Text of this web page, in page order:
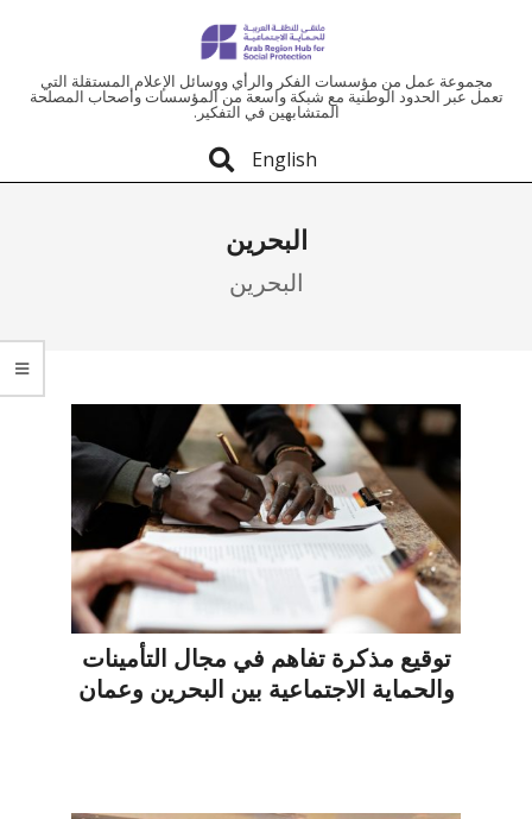
ملتقى
مجموعة عمل من مؤسسات الفكر والرأي ووسائل الإعلام المستقلة التي
تعمل عبر الحدود الوطنية مع شبكة واسعة من المؤسسات وأصحاب المصلحة
المتشابهين في التفكير.
English
البحرين
البحرين
توقيع مذكرة تفاهم في مجال التأمينات
والحماية الاجتماعية بين البحرين وعمان